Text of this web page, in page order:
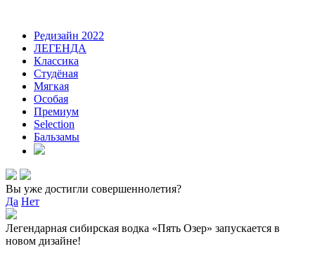
Редизайн 2022
ЛЕГЕНДА
Классика
Студёная
Мягкая
Особая
Премиум
Selection
Бальзамы
Вы уже достигли совершеннолетия?
Да Нет
Легендарная сибирская водка «Пять Озер» запускается в
новом дизайне!